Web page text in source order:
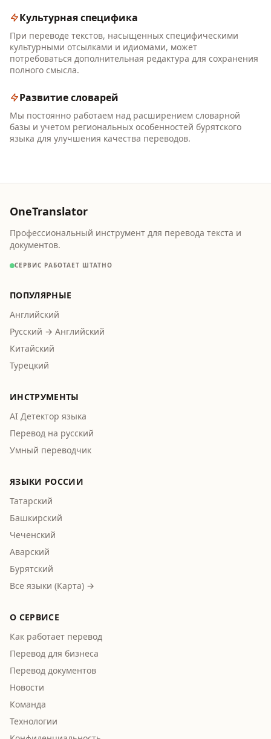
Культурная специфика
При переводе текстов, насыщенных специфическими
культурными отсылками и идиомами, может
потребоваться дополнительная редактура для сохранения
полного смысла.
Развитие словарей
Мы постоянно работаем над расширением словарной
базы и учетом региональных особенностей бурятского
языка для улучшения качества переводов.
OneTranslator
Профессиональный инструмент для перевода текста и
документов.
СЕРВИС РАБОТАЕТ ШТАТНО
ПОПУЛЯРНЫЕ
Английский
Русский → Английский
Китайский
Турецкий
ИНСТРУМЕНТЫ
AI Детектор языка
Перевод на русский
Умный переводчик
ЯЗЫКИ РОССИИ
Татарский
Башкирский
Чеченский
Аварский
Бурятский
Все языки (Карта) →
О СЕРВИСЕ
Как работает перевод
Перевод для бизнеса
Перевод документов
Новости
Команда
Технологии